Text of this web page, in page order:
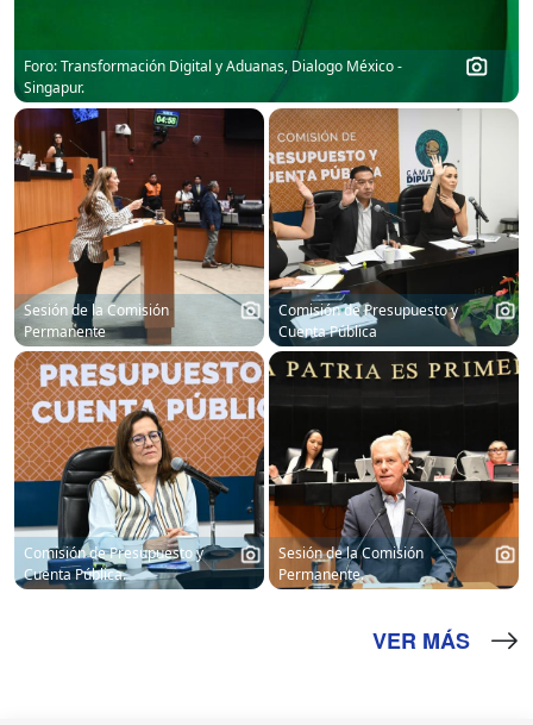
Foro: Transformación Digital y Aduanas, Dialogo México -
Singapur.
Sesión de la Comisión
Permanente
Comisión de Presupuesto y
Cuenta Pública
Comisión de Presupuesto y
Cuenta Pública.
Sesión de la Comisión
Permanente.
VER MÁS